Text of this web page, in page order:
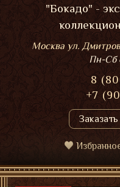
"Бокадо" -
Москва ул.
Пн-Сб
8
+7